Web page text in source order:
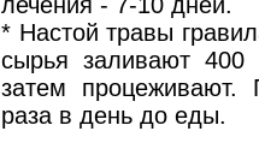
* Настой травы
сырья заливают
затем
раза в день до еды.